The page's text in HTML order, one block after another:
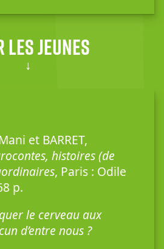
les jeunes
et BARRET,
histoires (de
, Paris : Odile
p.
le cerveau aux
d’entre nous ?